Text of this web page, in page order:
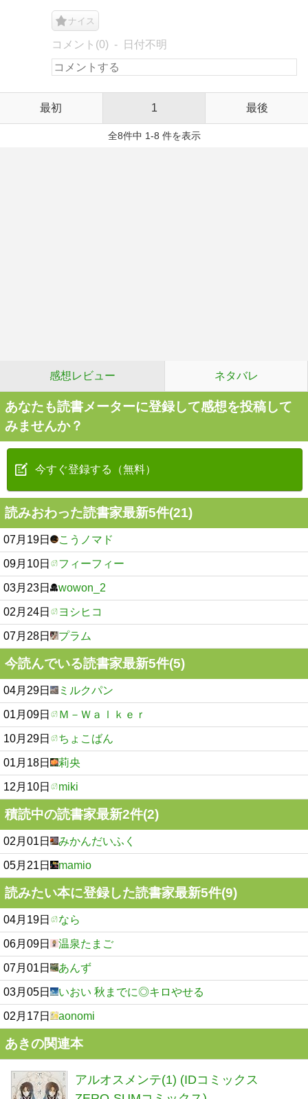
ナイス
コメント(0) 日付不明
最初 1 最後
全8件中 1-8 件を表示
感想レビュー ネタバレ
あなたも読書メーターに登録して感想を投稿して
みませんか？
今すぐ登録する（無料）
読みおわった読書家最新5件(21)
07月19日 こうノマド
09月10日 フィーフィー
03月23日 wowon_2
02月24日 ヨシヒコ
07月28日 プラム
今読んでいる読書家最新5件(5)
04月29日 ミルクパン
01月09日 Ｍ－Ｗａｌｋｅｒ
10月29日 ちょこばん
01月18日 莉央
12月10日 miki
積読中の読書家最新2件(2)
02月01日 みかんだいふく
05月21日 mamio
読みたい本に登録した読書家最新5件(9)
04月19日 なら
06月09日 温泉たまご
07月01日 あんず
03月05日 いおい 秋までに◎キロやせる
02月17日 aonomi
あきの関連本
アルオスメンテ(1) (IDコミックス